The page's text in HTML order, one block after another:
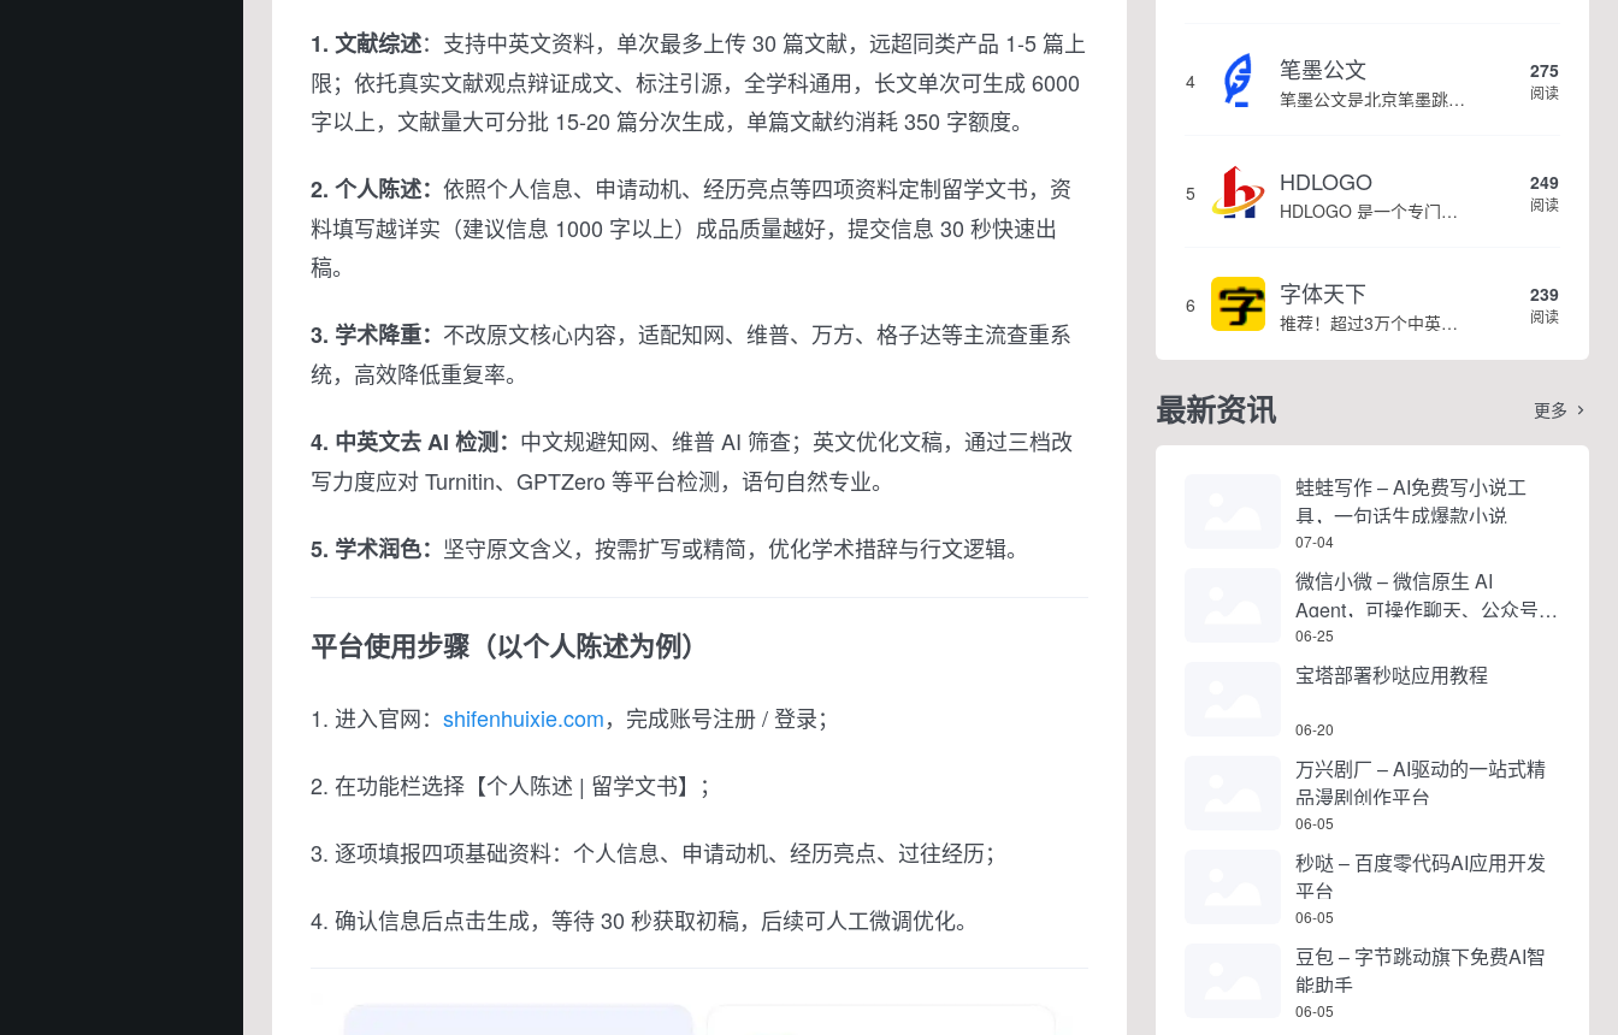
1. 文献综述：支持中英文资料，单次最多上传 30 篇文献，远超同类产品 1-5 篇上
限；依托真实文献观点辩证成文、标注引源，全学科通用，长文单次可生成 6000
字以上，文献量大可分批 15-20 篇分次生成，单篇文献约消耗 350 字额度。
2. 个人陈述： 依照个人信息、申请动机、经历亮点等四项资料定制留学文书，资
料填写越详实（建议信息 1000 字以上）成品质量越好，提交信息 30 秒快速出
稿。
3. 学术降重： 不改原文核心内容，适配知网、维普、万方、格子达等主流查重系
统，高效降低重复率。
4. 中英文去 AI 检测： 中文规避知网、维普 AI 筛查；英文优化文稿，通过三档改
写力度应对 Turnitin、GPTZero 等平台检测，语句自然专业。
5. 学术润色： 坚守原文含义，按需扩写或精简，优化学术措辞与行文逻辑。
平台使用步骤（以个人陈述为例）
1. 进入官网： shifenhuixie.com，完成账号注册 / 登录；
2. 在功能栏选择【个人陈述 | 留学文书】；
3. 逐项填报四项基础资料：个人信息、申请动机、经历亮点、过往经历；
4. 确认信息后点击生成，等待 30 秒获取初稿，后续可人工微调优化。
4 笔墨公文
笔墨公文是北京笔墨跳动科技旗下垂直公文赛道 AIGC 创作平台，深耕体制公文专业场景，依托海量标准公文语料训练专属大模型。平台整合 AI 公文生成、全维度智能校对、范文库、实时更新素材库、标准化公文模板五大核心板块，兼顾公文快速撰写、文稿合...
275
阅读
5 HDLOGO
HDLOGO 是一个专门整理矢量标志和图标的网站，提供各类品牌和公司的矢量标志下载服务，主要面向设计师、营销人员和企业用户，帮他们获取高质量的品牌标识资源。
249
阅读
6 字体天下
推荐！超过3万个中英文字体免费下载
239
阅读
最新资讯 更多 
蛙蛙写作 – AI免费写小说工
具，一句话生成爆款小说
07-04
微信小微 – 微信原生 AI
Agent，可操作聊天、公众号、
视频号和小程序
06-25
宝塔部署秒哒应用教程
06-20
万兴剧厂 – AI驱动的一站式精
品漫剧创作平台
06-05
秒哒 – 百度零代码AI应用开发
平台
06-05
豆包 – 字节跳动旗下免费AI智
能助手
06-05